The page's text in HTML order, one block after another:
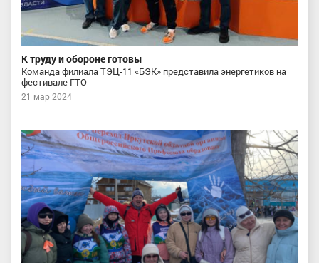
К труду и обороне готовы
Команда филиала ТЭЦ-11 «БЭК» представила энергетиков на
фестивале ГТО
21 мар 2024